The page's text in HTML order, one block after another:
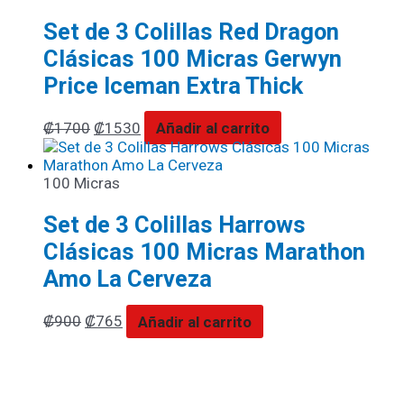
Set de 3 Colillas Red Dragon
Clásicas 100 Micras Gerwyn
Price Iceman Extra Thick
₡1700 ₡1530 Añadir al carrito
100 Micras
Set de 3 Colillas Harrows
Clásicas 100 Micras Marathon
Amo La Cerveza
₡900 ₡765 Añadir al carrito